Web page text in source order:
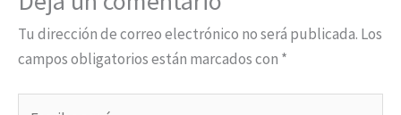
Tu dirección de correo electrónico no será publicada. Los
campos obligatorios están marcados con *